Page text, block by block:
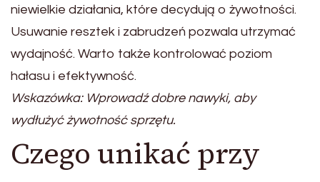
niewielkie działania, które decydują o żywotności.
Usuwanie resztek i zabrudzeń pozwala utrzymać
wydajność. Warto także kontrolować poziom
hałasu i efektywność.
Wskazówka: Wprowadź dobre nawyki, aby
wydłużyć żywotność sprzętu.
Czego unikać przy